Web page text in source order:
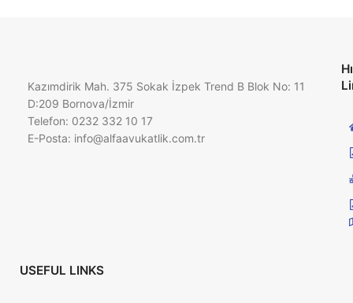
Kazımdirik Mah. 375 Sokak İzpek Trend B Blok No: 11
D:209 Bornova/İzmir
Telefon: 0232 332 10 17
E-Posta: info@alfaavukatlik.com.tr
USEFUL LINKS